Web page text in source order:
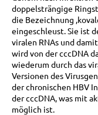
doppelsträngige
die Bezeichnung
eingeschleust. Sie ist
viralen RNAs und
wird von der cccDNA
wiederum durch das
Versionen des
der chronischen HBV
der cccDNA, was mit
möglich ist.